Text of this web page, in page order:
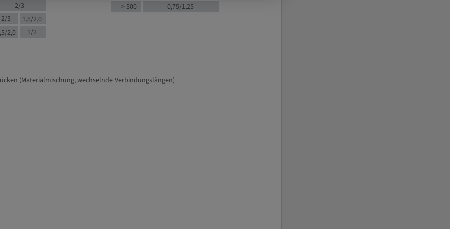
2/3
2/3
1,5/2,0
2,0 1/2
> 500
0,75/1,25
(Materialmischung, wechselnde Verbindungslängen)